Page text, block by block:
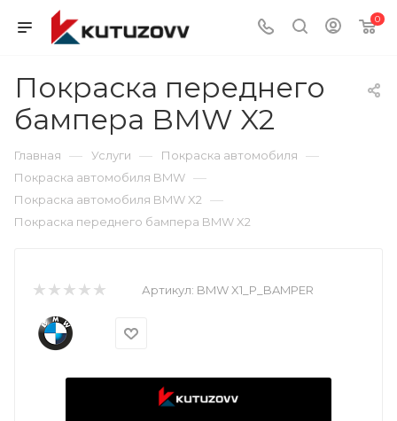
0
Покраска переднего
бампера BMW X2
Главная — Услуги — Покраска автомобиля —
Покраска автомобиля BMW —
Покраска автомобиля BMW X2 —
Покраска переднего бампера BMW X2
Артикул: BMW X1_P_BAMPER